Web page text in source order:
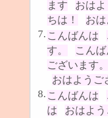
ます
おはよ
ちは！
おは
7. こんばんは
す。
こん
ございます。
おはようご
8. こんばんは
は
おはよう